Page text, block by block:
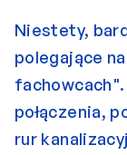
Niestety,
polegające
połączenia,
rur